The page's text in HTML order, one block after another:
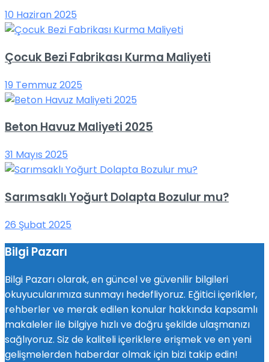
10 Haziran 2025
Çocuk Bezi Fabrikası Kurma Maliyeti
19 Temmuz 2025
Beton Havuz Maliyeti 2025
31 Mayıs 2025
Sarımsaklı Yoğurt Dolapta Bozulur mu?
26 Şubat 2025
Bilgi Pazarı
Bilgi Pazarı olarak, en güncel ve güvenilir bilgileri
okuyucularımıza sunmayı hedefliyoruz. Eğitici içerikler,
rehberler ve merak edilen konular hakkında kapsamlı
makaleler ile bilgiye hızlı ve doğru şekilde ulaşmanızı
sağlıyoruz. Siz de kaliteli içeriklere erişmek ve en yeni
gelişmelerden haberdar olmak için bizi takip edin!